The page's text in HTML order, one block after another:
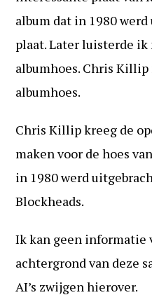
album dat in 1980
plaat. Later luisterde ik
albumhoes. Chris Killip
albumhoes.
Chris Killip kreeg de
maken voor de hoes
in 1980 werd
Blockheads.
Ik kan geen informatie
achtergrond van deze
AI’s zwijgen hierover.